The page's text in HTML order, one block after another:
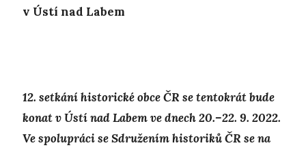
v Ústí nad Labem
12. setkání historické obce ČR se tentokrát bude
konat v Ústí nad Labem ve dnech 20.–22. 9. 2022.
Ve spolupráci se Sdružením historiků ČR se na